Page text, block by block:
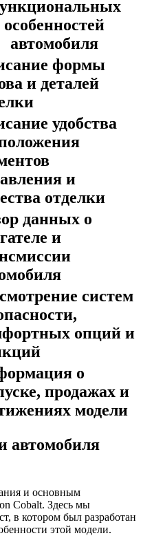
особенностей
автомобиля
формы
и деталей
удобства
и
отделки
данных о
и
систем
опций и
о
продажах и
модели
автомобиля
и основным
Cobalt. Здесь мы
в котором был разработан
этой модели.